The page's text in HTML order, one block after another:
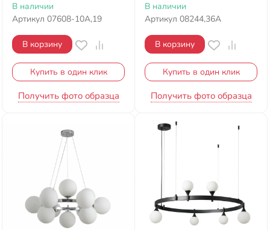
В наличии
Артикул 07608-10A,19
В корзину
Купить в один клик
Получить фото образца
В наличии
Артикул 08244,36A
В корзину
Купить в один клик
Получить фото образца